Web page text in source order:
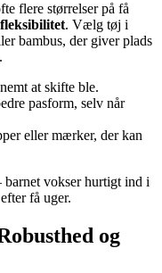
flere størrelser på få
. Vælg tøj i
bambus, der giver plads
at skifte ble.
pasform, selv når
eller mærker, der kan
barnet vokser hurtigt ind i
få uger.
og